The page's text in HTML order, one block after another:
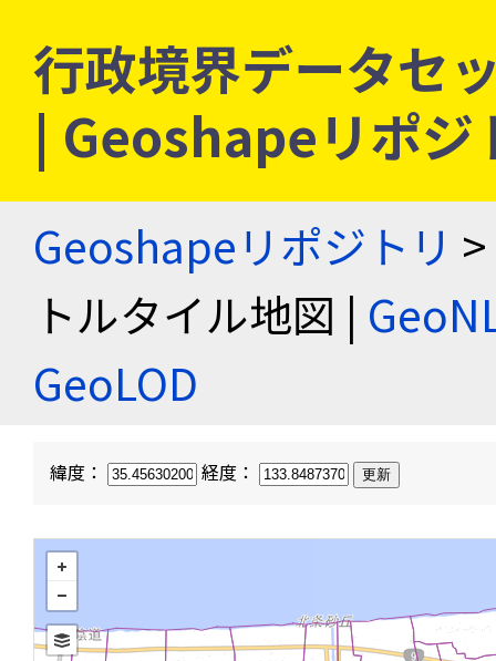
行政境界データセ
| Geoshapeリポジ
Geoshapeリポジトリ
トルタイル地図 |
GeoLOD
緯度： 経度：